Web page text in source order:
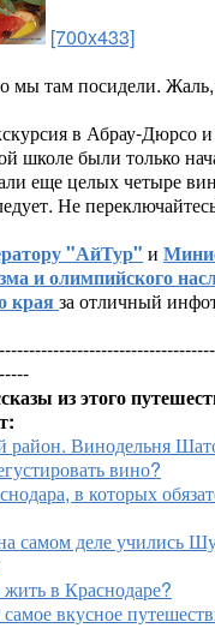
[700x433]
мы там посидели. Жаль,
в Абрау-Дюрсо и
школе были только
еще целых четыре
Не
"АйТур" и
и олимпийского
краяза отличный
из этого
район. Винодельня
вино?
в которых
самом деле учились
в Краснодаре?
вкусное